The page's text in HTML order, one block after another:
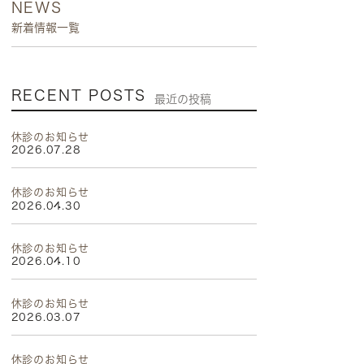
NEWS
新着情報一覧
RECENT POSTS 最近の投稿
休診のお知らせ
2026.07.28
休診のお知らせ
2026.04.30
休診のお知らせ
2026.04.10
休診のお知らせ
2026.03.07
休診のお知らせ